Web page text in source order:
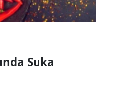
Suka